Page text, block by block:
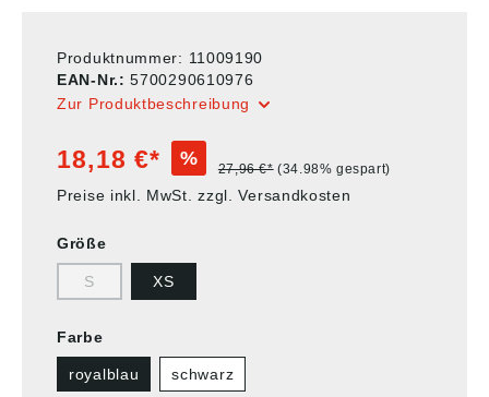
Produktnummer: 11009190
EAN-Nr.:5700290610976
Zur Produktbeschreibung
18,18 €* % 27,96 €* (34.98% gespart)
Preise inkl. MwSt. zzgl. Versandkosten
Größe
S XS
Farbe
royalblau schwarz